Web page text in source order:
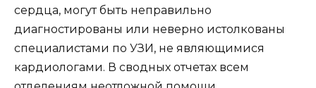
сердца, могут быть неправильно
диагностированы или неверно истолкованы
специалистами по УЗИ, не являющимися
кардиологами. В сводных отчетах всем